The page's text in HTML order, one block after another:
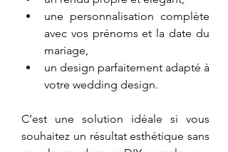
une personnalisation complète
avec vos prénoms et la date du
mariage,
un design parfaitement adapté à
votre wedding design.
C’est une solution idéale si vous
souhaitez un résultat esthétique sans